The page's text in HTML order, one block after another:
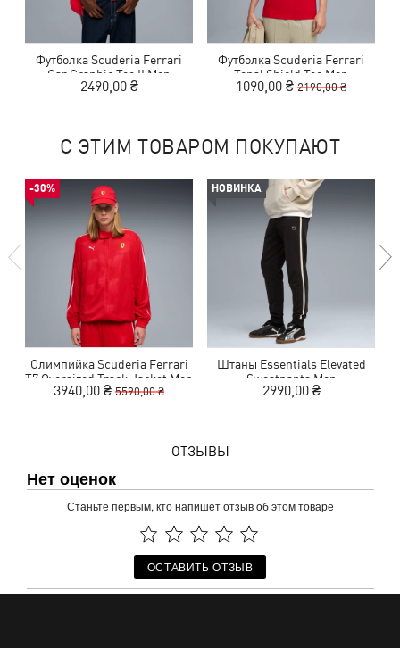
Футболка Scuderia Ferrari
Car Graphic Tee II Men
2490,00 ₴
Футболка Scuderia Ferrari
Tonal Shield Tee Men
1090,00 ₴ 2190,00 ₴
С ЭТИМ ТОВАРОМ ПОКУПАЮТ
-30%
Олимпийка Scuderia Ferrari
T7 Oversized Track Jacket Men
3940,00 ₴ 5590,00 ₴
НОВИНКА
Штаны Essentials Elevated
Sweatpants Men
2990,00 ₴
ОТЗЫВЫ
Нет оценок
Станьте первым, кто напишет отзыв об этом товаре
ОСТАВИТЬ ОТЗЫВ